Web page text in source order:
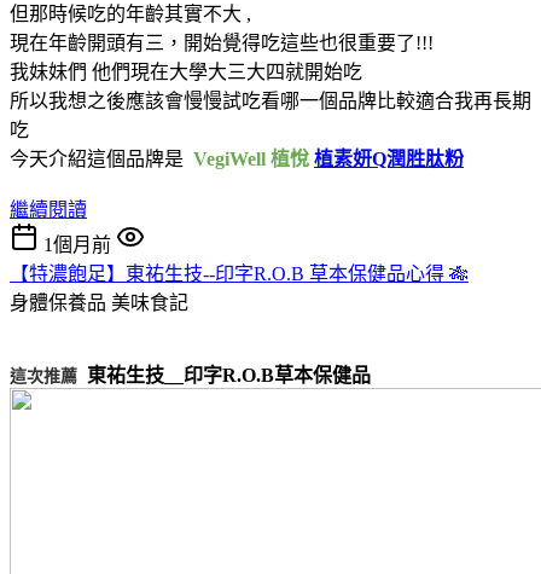
但那時候吃的年齡其實不大 ,
現在年齡開頭有三，開始覺得吃這些也很重要了!!!
我妹妹們 他們現在大學大三大四就開始吃
所以我想之後應該會慢慢試吃看哪一個品牌比較適合我再長期
吃
今天介紹這個品牌是 VegiWell 植悅 植素妍Q潤胜肽粉
繼續閱讀
1個月前
【特濃飽足】東祐生技--印字R.O.B 草本保健品心得 🎋
身體保養品 美味食記
這次推薦 東祐生技__印字R.O.B草本保健品